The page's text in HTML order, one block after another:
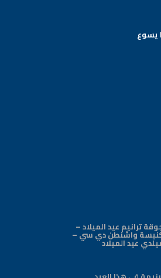
يسوع
ترانيم عيد الميلاد –
واشنطن دي سي –
عيد الميلاد